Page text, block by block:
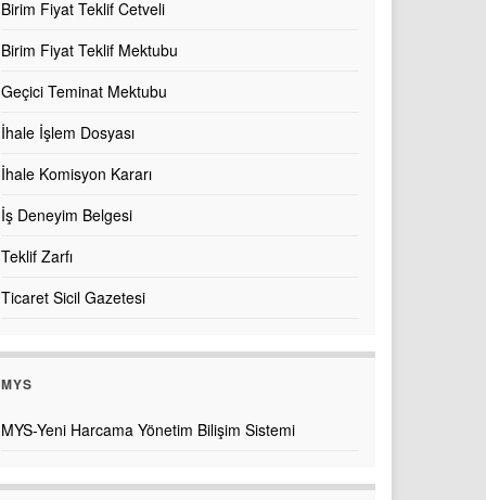
Birim Fiyat Teklif Cetveli
Birim Fiyat Teklif Mektubu
Geçici Teminat Mektubu
İhale İşlem Dosyası
İhale Komisyon Kararı
İş Deneyim Belgesi
Teklif Zarfı
Ticaret Sicil Gazetesi
MYS
MYS-Yeni Harcama Yönetim Bilişim Sistemi